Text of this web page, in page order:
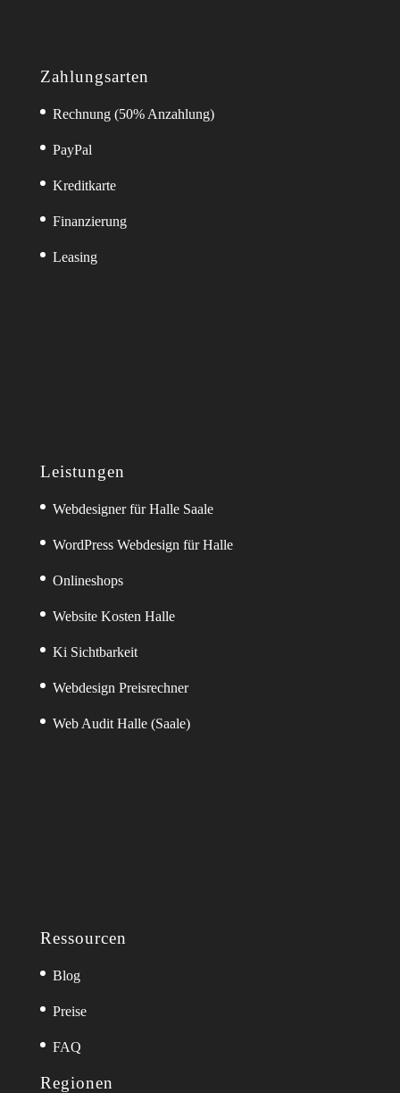
Zahlungsarten
Rechnung (50% Anzahlung)
PayPal
Kreditkarte
Finanzierung
Leasing
Leistungen
Webdesigner für Halle Saale
WordPress Webdesign für Halle
Onlineshops
Website Kosten Halle
Ki Sichtbarkeit
Webdesign Preisrechner
Web Audit Halle (Saale)
Ressourcen
Blog
Preise
FAQ
Regionen